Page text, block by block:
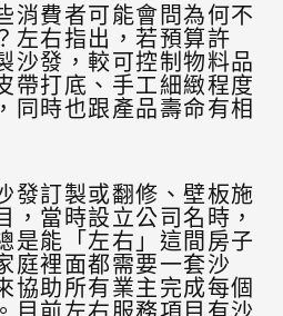
消費者可能會問為何不
左右指出，若預算許
沙發，較可控制物料品
帶打底、手工細緻程度
同時也跟產品壽命有相
發訂製或翻修、壁板施
，當時設立公司名時，
是能「左右」這間房子
庭裡面都需要一套沙
協助所有業主完成每個